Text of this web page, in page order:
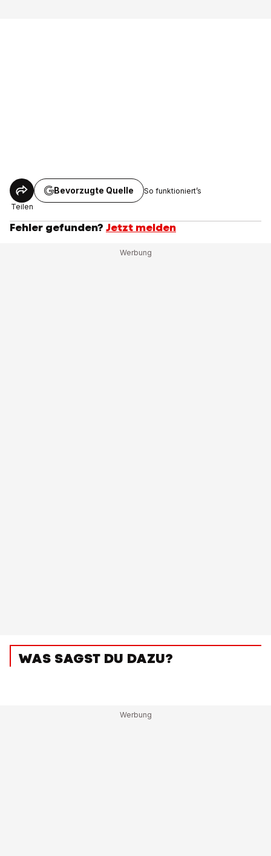
Teilen
Bevorzugte Quelle So funktioniert’s
Fehler gefunden? Jetzt melden
WAS SAGST DU DAZU?